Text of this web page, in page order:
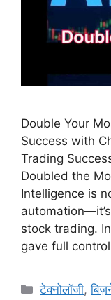
Double Your
Success with
Trading
Doubled the
Intelligence is
stock trading.
gave full
Categories
टेक्नोलॉजी,